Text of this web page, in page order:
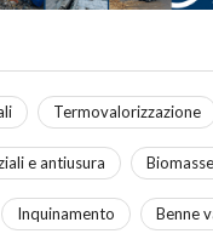
Termovalorizzazione
e antiusura Biomasse
Inquinamento Benne